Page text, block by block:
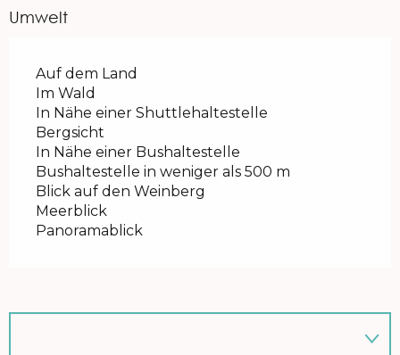
Umwelt
Auf dem Land
Im Wald
In Nähe einer Shuttlehaltestelle
Bergsicht
In Nähe einer Bushaltestelle
Bushaltestelle in weniger als 500 m
Blick auf den Weinberg
Meerblick
Panoramablick